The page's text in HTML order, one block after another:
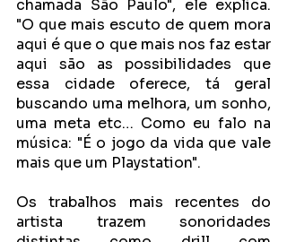
chamada São Paulo", ele explica.
"O que mais escuto de quem mora
aqui é que o que mais nos faz estar
aqui são as possibilidades que
essa cidade oferece, tá geral
buscando uma melhora, um sonho,
uma meta etc… Como eu falo na
música: "É o jogo da vida que vale
mais que um Playstation".
Os trabalhos mais recentes do
artista trazem sonoridades